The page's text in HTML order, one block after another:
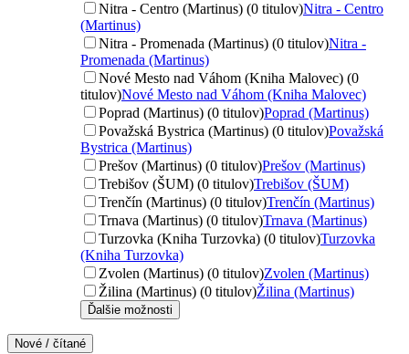
Nitra - Centro (Martinus) (0 titulov)Nitra - Centro
(Martinus)
Nitra - Promenada (Martinus) (0 titulov)Nitra -
Promenada (Martinus)
Nové Mesto nad Váhom (Kniha Malovec) (0
titulov)Nové Mesto nad Váhom (Kniha Malovec)
Poprad (Martinus) (0 titulov)Poprad (Martinus)
Považská Bystrica (Martinus) (0 titulov)Považská
Bystrica (Martinus)
Prešov (Martinus) (0 titulov)Prešov (Martinus)
Trebišov (ŠUM) (0 titulov)Trebišov (ŠUM)
Trenčín (Martinus) (0 titulov)Trenčín (Martinus)
Trnava (Martinus) (0 titulov)Trnava (Martinus)
Turzovka (Kniha Turzovka) (0 titulov)Turzovka
(Kniha Turzovka)
Zvolen (Martinus) (0 titulov)Zvolen (Martinus)
Žilina (Martinus) (0 titulov)Žilina (Martinus)
Ďalšie možnosti
Nové / čítané